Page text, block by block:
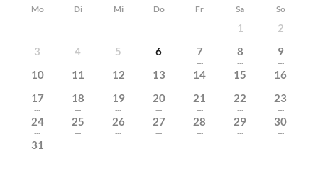
Mo Di Mi Do Fr Sa So
1
2
3
4 5 6 7
---
8
---
9
---
10
---
11
---
12
---
13
---
14
---
15
---
16
---
17
---
18
---
19
---
20
---
21
---
22
---
23
---
24
---
25
---
26
---
27
---
28
---
29
---
30
---
31
---